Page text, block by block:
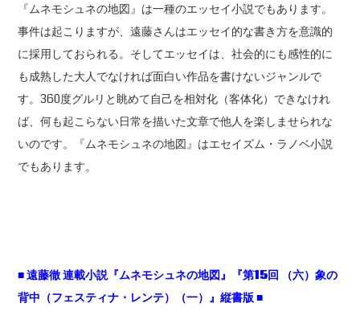
『ムネモシュネの地図』は一種のエッセイ小説でもあります。
事件は起こりますが、遠藤さんはエッセイ的な書き方を意識的
に採用しておられる。そしてエッセイは、社会的にも感性的に
も成熟した大人でなければ面白い作品を書けないジャンルで
す。360度グルリと眺めて自己を相対化（客体化）できなけれ
ば、何も起こらない日常を描いた文章で他人を楽しませられな
いのです。『ムネモシュネの地図』はエセイズム・ラノベ小説
でもあります。
■遠藤徹連載小説『ムネモシュネの地図』『第15回
（六）象の
背中（フェスティナ・レンテ）（一）』縦書版 ■